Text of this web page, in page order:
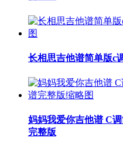
长相思吉他谱简单版c
妈妈我爱你吉他谱 C
完整版